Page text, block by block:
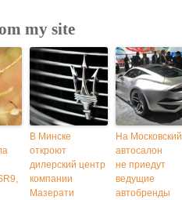
my site
В Минске
откроют
дилерский центр
компании
Мазерати
На Московский
автосалон
не приедут
ведущие
автобренды